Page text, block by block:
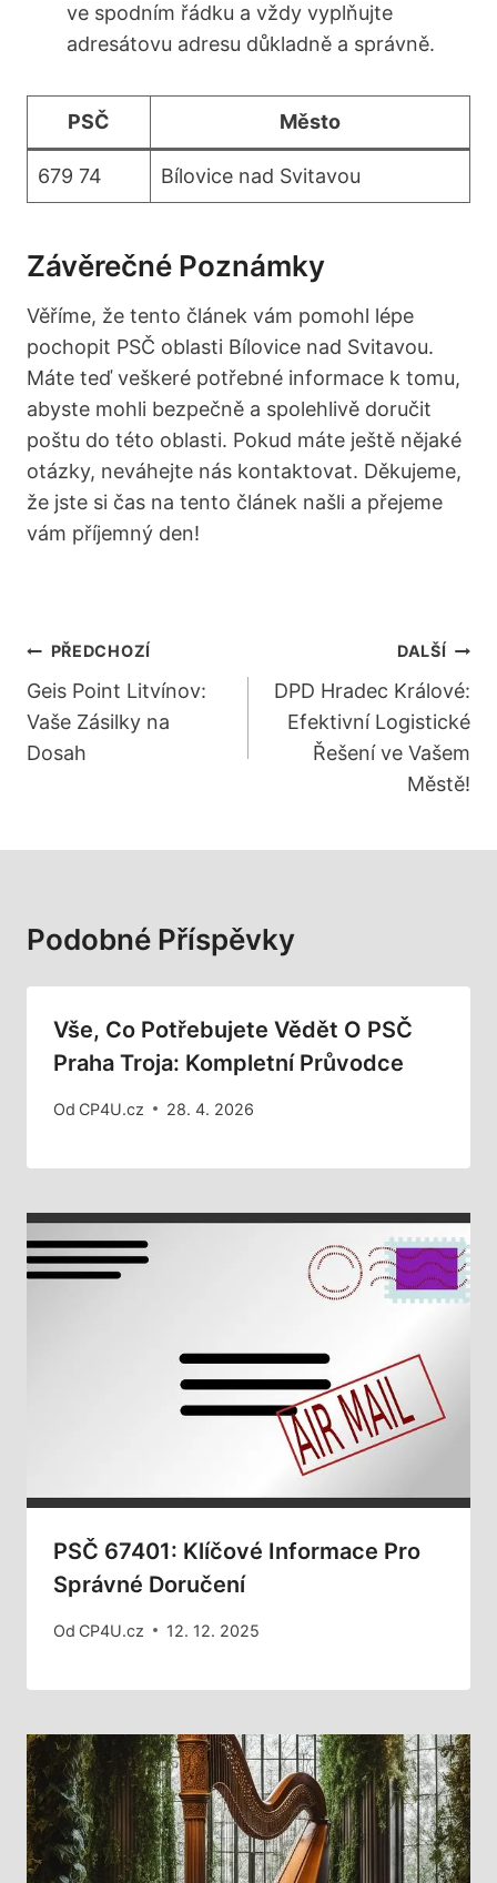
ve spodním řádku a vždy vyplňujte
adresátovu adresu důkladně a správně.
PSČ Město
679 74 Bílovice nad Svitavou
Závěrečné Poznámky
Věříme, že tento článek vám pomohl lépe
pochopit PSČ oblasti Bílovice nad Svitavou.
Máte teď veškeré potřebné informace k tomu,
abyste mohli bezpečně a spolehlivě doručit
poštu do této oblasti. Pokud máte ještě nějaké
otázky, neváhejte nás kontaktovat. Děkujeme,
že jste si čas na tento článek našli a přejeme
vám příjemný den!
Navigace
Pro
Příspěvek
PŘEDCHOZÍ
Geis Point Litvínov:
Vaše Zásilky na
Dosah
DALŠÍ
DPD Hradec Králové:
Efektivní Logistické
Řešení ve Vašem
Městě!
Podobné Příspěvky
Vše, Co Potřebujete Vědět O PSČ
Praha Troja: Kompletní Průvodce
Od CP4U.cz 28. 4. 2026
PSČ 67401: Klíčové Informace Pro
Správné Doručení
Od CP4U.cz 12. 12. 2025